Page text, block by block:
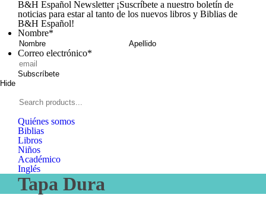
B&H Español Newsletter ¡Suscríbete a nuestro boletín de
noticias para estar al tanto de los nuevos libros y Biblias de
B&H Español!
Nombre*
Nombre
Correo electrónico*
Subscríbete
Hide
Español
Quiénes somos
Biblias
Libros
Niños
Académico
Inglés
Tapa Dura